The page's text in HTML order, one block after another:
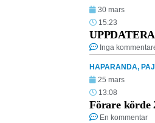
30 mars
15:23
Inga
HAPARANDA,
25 mars
13:08
Förare körde
En kommentar